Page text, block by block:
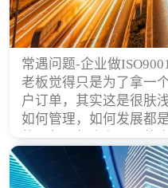
常遇问题-企业做
老板觉得只是为了拿一
户订单，其实这是很肤
如何管理，如何发展都
的，每天都会有不同的
实一个企业的合法，有
认证体现价值的时候，